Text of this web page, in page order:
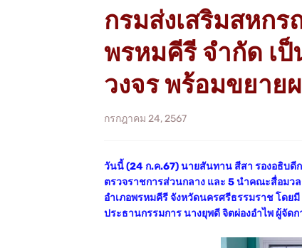
กรมส่งเสริมสหก
พรหมคีรี จำกัด เ
วงจร พร้อมขยาย
กรกฎาคม 24, 2567
วันนี้ (24 ก.ค.67) นายสันทาน สีสา รองอธิบดี
ตรวจราชการส่วนกลาง และ 5 นำคณะสื่อมว
อำเภอพรหมคีรี จังหวัดนครศรีธรรมราช โด
ประธานกรรมการ นางยุพดี จิตผ่องอำไพ ผู้จั